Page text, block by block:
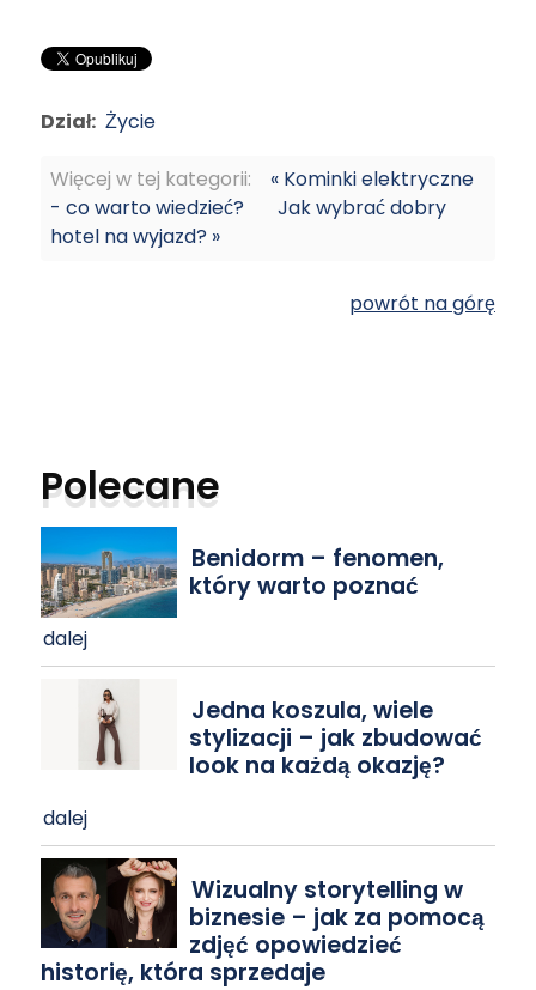
Dział: Życie
Więcej w tej kategorii:
« Kominki elektryczne
- co warto wiedzieć?
Jak wybrać dobry
hotel na wyjazd? »
powrót na górę
Polecane
Benidorm – fenomen,
który warto poznać
dalej
Jedna koszula, wiele
stylizacji – jak zbudować
look na każdą okazję?
dalej
Wizualny storytelling w
biznesie – jak za pomocą
zdjęć opowiedzieć
historię, która sprzedaje